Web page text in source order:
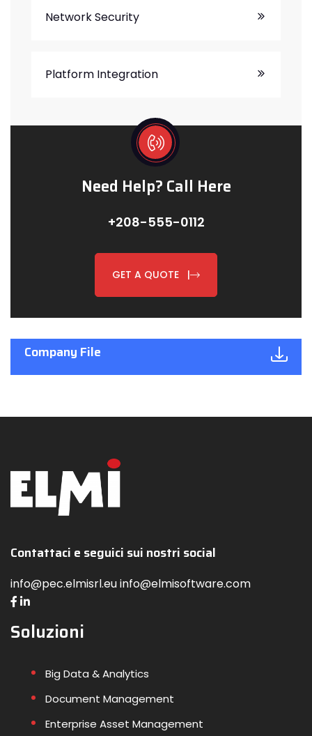
Network Security
Platform Integration
Need Help? Call Here
+208-555-0112
GET A QUOTE |
Company File
Contattaci e seguici sui nostri social
info@pec.elmisrl.eu info@elmisoftware.com
Soluzioni
Big Data & Analytics
Document Management
Enterprise Asset Management